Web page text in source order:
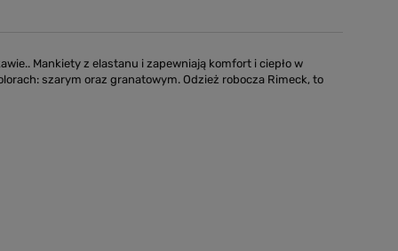
Mankiety z elastanu i zapewniają komfort i ciepło w
szarym oraz granatowym. Odzież robocza Rimeck, to